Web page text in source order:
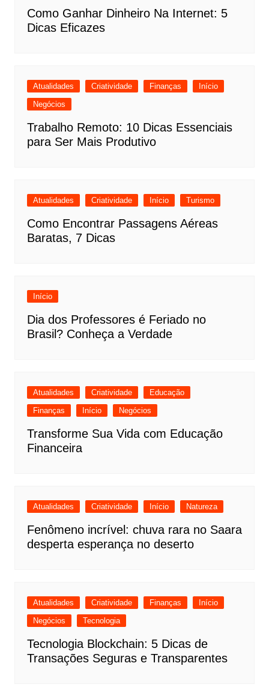
Como Ganhar Dinheiro Na Internet: 5
Dicas Eficazes
Atualidades Criatividade Finanças
Início
Negócios
Trabalho Remoto: 10 Dicas Essenciais
para Ser Mais Produtivo
Atualidades Criatividade Início Turismo
Como Encontrar Passagens Aéreas
Baratas, 7 Dicas
Início
Dia dos Professores é Feriado no
Brasil? Conheça a Verdade
Atualidades Criatividade
Educação
Finanças
Início Negócios
Transforme Sua Vida com Educação
Financeira
Atualidades Criatividade Início Natureza
Fenômeno incrível: chuva rara no Saara
desperta esperança no deserto
Atualidades Criatividade Finanças
Início
Negócios
Tecnologia
Tecnologia Blockchain: 5 Dicas de
Transações Seguras e Transparentes